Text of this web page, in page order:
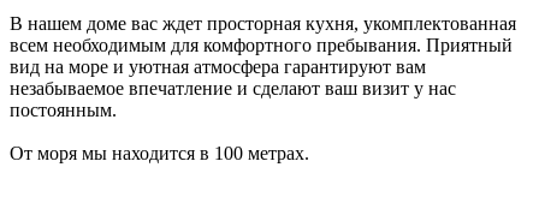
В нашем доме вас ждет просторная кухня, укомплектованная
всем необходимым для комфортного пребывания. Приятный
вид на море и уютная атмосфера гарантируют вам
незабываемое впечатление и сделают ваш визит у нас
постоянным.
От моря мы находится в 100 метрах.